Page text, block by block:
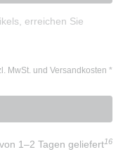
erreichen Sie
MwSt. und Versandkosten *
1–2 Tagen geliefert16